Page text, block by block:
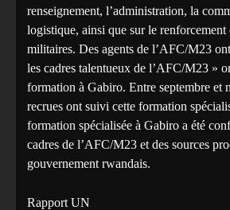
renseignement, l’administration, la
logistique, ainsi que sur le
militaires. Des agents de l’AFC/M23
les cadres talentueux de l’AFC/M23 »
formation à Gabiro. Entre septembre et
recrues ont suivi cette formation
formation spécialisée à Gabiro a été
cadres de l’AFC/M23 et des sources
gouvernement rwandais.
Rapport UN